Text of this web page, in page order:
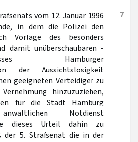
7
vom 12. Januar 1996
in dem die Polizei den
Vorlage des besonders
damit unüberschaubaren -
Hamburger
der Aussichtslosigkeit
geeigneten Verteidiger zu
hinzuzuziehen,
für die Stadt Hamburg
Notdienst
dieses Urteil dahin zu
der 5. Strafsenat die in der